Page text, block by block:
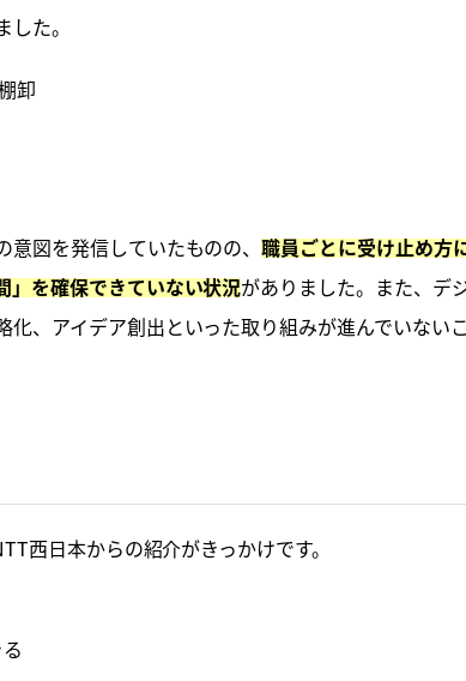
た。
卸
意図を発信していたものの、職員ごとに受け止め方
」を確保できていない状況がありました。また、デ
、アイデア創出といった取り組みが進んでいない
西日本からの紹介がきっかけです。